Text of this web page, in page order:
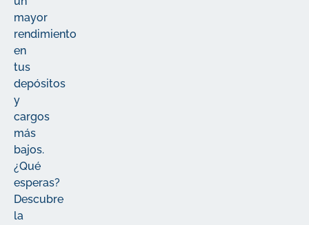
mayor
rendimiento
en
tus
depósitos
y
cargos
más
bajos.
¿Qué
esperas?
Descubre
la